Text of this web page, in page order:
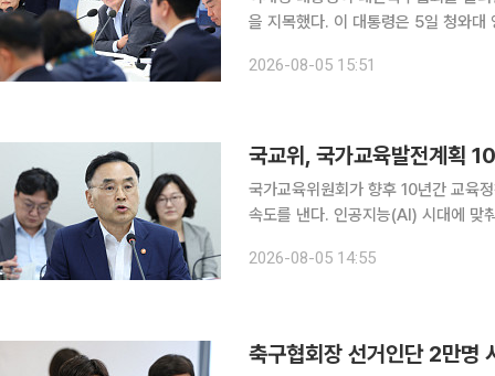
을 지목했다. 이 대통령은 5일 청와대 영빈관에서 열린 교육부·국가교육위원회·문화체육관광부·국
2026-08-05 15:51
국가교육위원회가 향후 10년간 교
속도를 낸다. 인공지능(AI) 시대에 맞
주재 '2026년 하반기 업무보고'에서
2026-08-05 14:55
축구협회장 선거인단 2만명